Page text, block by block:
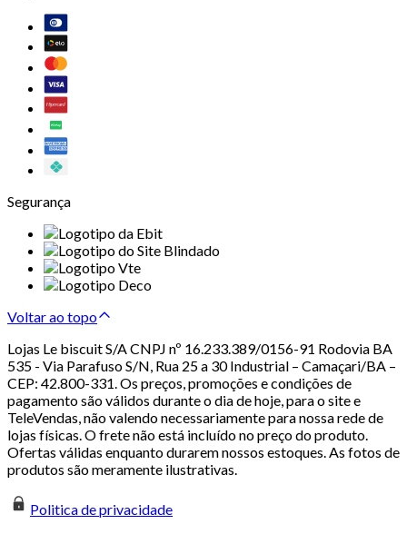
Segurança
Voltar ao topo
Lojas Le biscuit S/A CNPJ nº 16.233.389/0156-91 Rodovia BA
535 - Via Parafuso S/N, Rua 25 a 30 Industrial – Camaçari/BA –
CEP: 42.800-331. Os preços, promoções e condições de
pagamento são válidos durante o dia de hoje, para o site e
TeleVendas, não valendo necessariamente para nossa rede de
lojas físicas. O frete não está incluído no preço do produto.
Ofertas válidas enquanto durarem nossos estoques. As fotos de
produtos são meramente ilustrativas.
Politica de privacidade